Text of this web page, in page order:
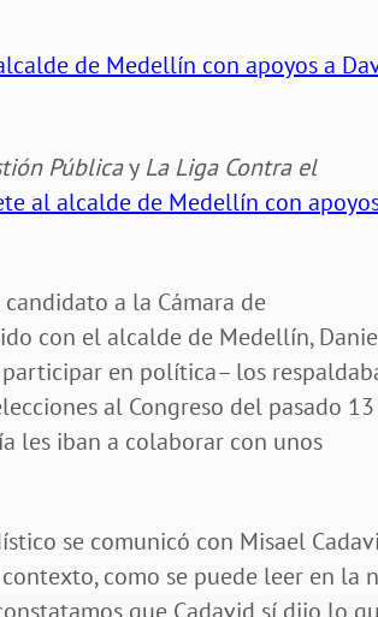
de Medellín con apoyos a
PúblicayLa Liga Contra el
al alcalde de Medellín con
a la Cámara de
con el alcalde de Medellín,
en política– los
al Congreso del pasado
les iban a colaborar con unos
se comunicó con Misael
como se puede leer en la